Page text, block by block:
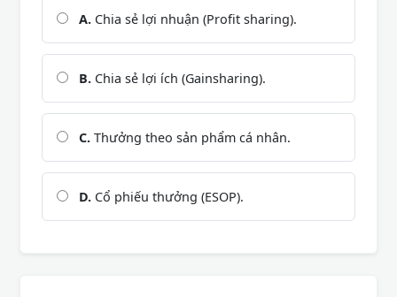
A. Chia sẻ lợi nhuận (Profit sharing).
B. Chia sẻ lợi ích (Gainsharing).
C. Thưởng theo sản phẩm cá nhân.
D. Cổ phiếu thưởng (ESOP).